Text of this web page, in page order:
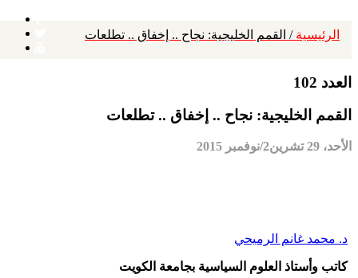
الرئيسية / القمم الخليجية: نجاح .. إخفاق .. تطلعات
العدد 102
القمم الخليجية: نجاح .. إخفاق .. تطلعات
الأحد، 29 تشرين2/نوفمبر 2015
د. محمد غانم الرميحي
كاتب وأستاذ العلوم السياسية بجامعة الكويت